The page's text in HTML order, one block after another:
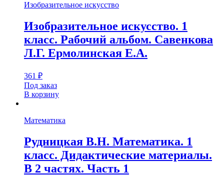
Изобразительное искусство
Изобразительное искусство. 1
класс. Рабочий альбом. Савенкова
Л.Г. Ермолинская Е.А.
361 ₽
Под заказ
В корзину
Математика
Рудницкая В.Н. Математика. 1
класс. Дидактические материалы.
В 2 частях. Часть 1